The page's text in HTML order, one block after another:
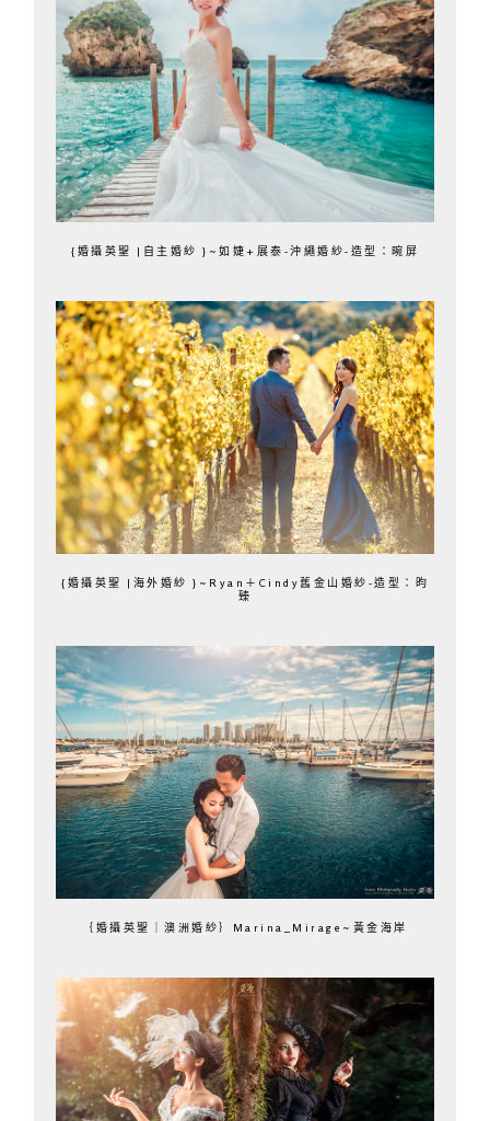
{婚攝英聖 |自主婚紗 }~如婕+展泰-沖繩婚紗-造型：晼屏
{婚攝英聖 |海外婚紗 }~Ryan＋Cindy舊金山婚紗-造型：昀
臻
｛婚攝英聖｜澳洲婚紗｝Marina_Mirage~黃金海岸